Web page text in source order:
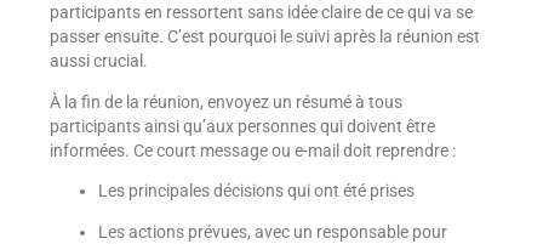
participants en ressortent sans idée claire de ce qui va se
passer ensuite. C’est pourquoi le suivi après la réunion est
aussi crucial.
À la fin de la réunion, envoyez un résumé à tous
participants ainsi qu’aux personnes qui doivent être
informées. Ce court message ou e-mail doit reprendre :
Les principales décisions qui ont été prises
Les actions prévues, avec un responsable pour